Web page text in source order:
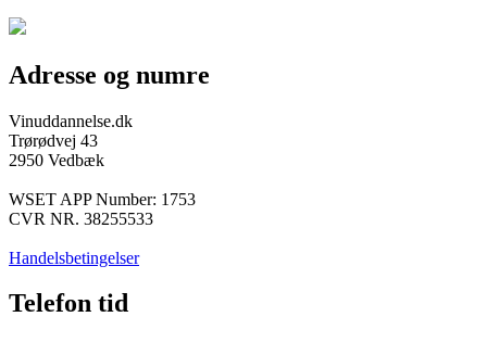
Adresse og numre
Vinuddannelse.dk
Trørødvej 43
2950 Vedbæk
WSET APP Number: 1753
CVR NR. 38255533
Handelsbetingelser
Telefon tid